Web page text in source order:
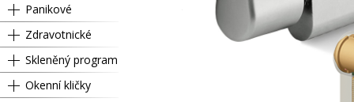
Panikové
Zdravotnické
Skleněný program
Okenní kličky